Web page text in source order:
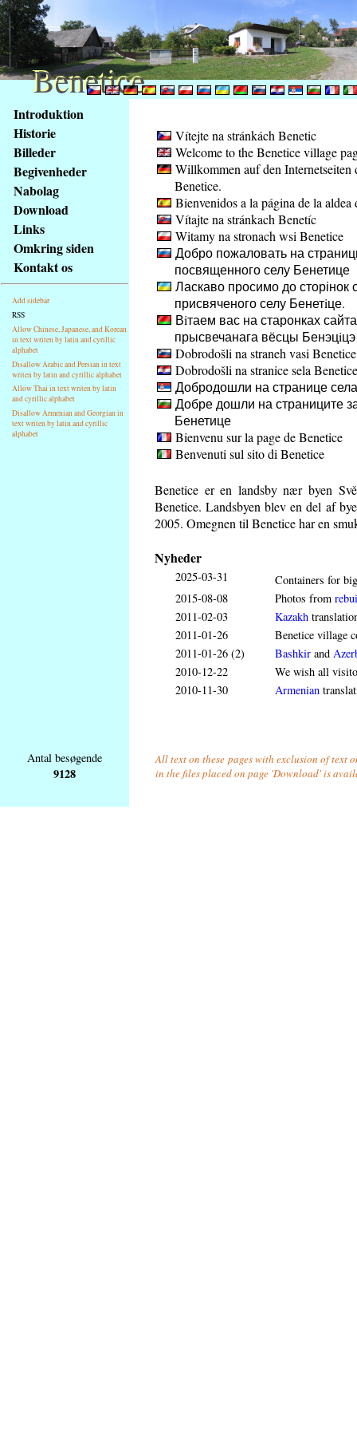
obsah
stránky
Klávesové
zkratky
tomto
webu
základní
Hlavní
strana
Introduktion
Historie
Billeder
Begivenheder
Nabolag
Download
Links
Omkring siden
Kontakt os
Add sidebar
RSS
Allow Chinese, Japanese, and Korean
in text writen by latin and cyrillic
alphabet
Disallow Arabic and Persian in text
writen by latin and cyrillic alphabet
Allow Thai in text writen by latin
and cyrillic alphabet
Disallow Armenian and Georgian in
text writen by latin and cyrillic
alphabet
Vítejte na stránkách Benetic
Welcome to the Benetice village
Willkommen auf den Internetseiten
Benetice.
Bienvenidos a la página de la aldea
Vítajte na stránkach Benetíc
Witamy na stronach wsi Benetice
Добро пожаловать на
посвященного селу Бенетице
Ласкаво просимо до сторінок
присвяченого селу Бенетiце.
Вiтаем вас на старонках
прысвечанага вёсцы Бенэцiцэ
Dobrodošli na straneh vasi Benetice
Dobrodošli na stranice sela Benetice
Добродошли на странице
Добре дошли на страниците
Бенетице
Bienvenu sur la page de Benetice
Benvenuti sul sito di Benetice
Benetice er en landsby nær byen
Benetice. Landsbyen blev en del af
2005. Omegnen til Benetice har en
Nyheder
2025-03-31
Containers for
2015-08-08
Photos from
2011-02-03
Kazakh
2011-01-26
Benetice village
2011-01-26 (2)
Bashkir and
2010-12-22
We wish all
2010-11-30
Armenian
Antal besøgende
9128
All text on these pages with exclusion of text
in the files placed on page 'Download' is
Benetice
Benetice